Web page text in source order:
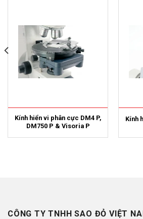
Kính hiển vi phân cực DM4 P,
DM750 P & Visoria P
Kính
CÔNG TY TNHH SAO ĐỎ VIỆT